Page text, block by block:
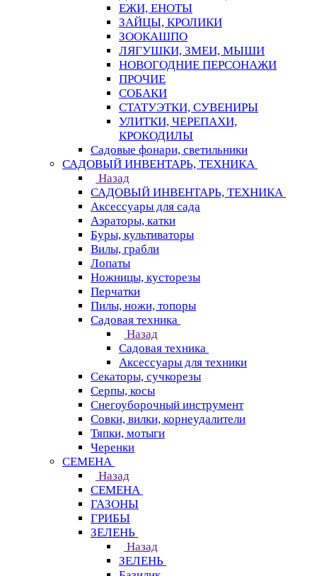
ЕЖИ, ЕНОТЫ
ЗАЙЦЫ, КРОЛИКИ
ЗООКАШПО
ЛЯГУШКИ, ЗМЕИ, МЫШИ
НОВОГОДНИЕ ПЕРСОНАЖИ
ПРОЧИЕ
СОБАКИ
СТАТУЭТКИ, СУВЕНИРЫ
УЛИТКИ, ЧЕРЕПАХИ,
КРОКОДИЛЫ
Садовые фонари, светильники
САДОВЫЙ ИНВЕНТАРЬ, ТЕХНИКА
Назад
САДОВЫЙ ИНВЕНТАРЬ, ТЕХНИКА
Аксессуары для сада
Аэраторы, катки
Буры, культиваторы
Вилы, грабли
Лопаты
Ножницы, кусторезы
Перчатки
Пилы, ножи, топоры
Садовая техника
Назад
Садовая техника
Аксессуары для техники
Секаторы, сучкорезы
Серпы, косы
Снегоуборочный инструмент
Совки, вилки, корнеудалители
Тяпки, мотыги
Черенки
СЕМЕНА
Назад
СЕМЕНА
ГАЗОНЫ
ГРИБЫ
ЗЕЛЕНЬ
Назад
ЗЕЛЕНЬ